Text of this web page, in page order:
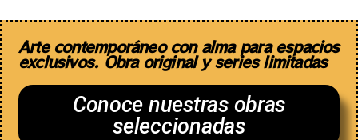
Arte contemporáneo con alma para espacios
exclusivos. Obra original y series limitadas
Conoce nuestras obras
seleccionadas